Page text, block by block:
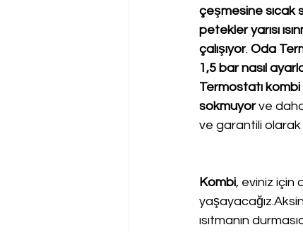
çeşmesine sıcak
petekler yarısı
çalışıyor. Oda
1,5 bar nasıl
Termostatı
sokmuyor ve
ve garantili
Kombi, eviniz için
ısıtmanın